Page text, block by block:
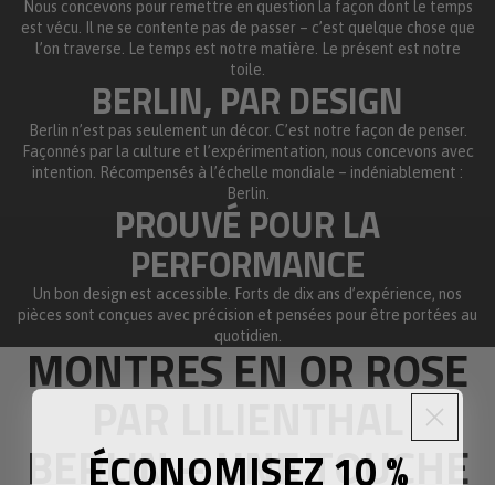
Nous concevons pour remettre en question la façon dont le temps
est vécu. Il ne se contente pas de passer – c’est quelque chose que
l’on traverse. Le temps est notre matière. Le présent est notre
toile.
BERLIN, PAR DESIGN
Berlin n’est pas seulement un décor. C’est notre façon de penser.
Façonnés par la culture et l’expérimentation, nous concevons avec
intention. Récompensés à l’échelle mondiale – indéniablement :
Berlin.
PROUVÉ POUR LA
PERFORMANCE
Un bon design est accessible. Forts de dix ans d’expérience, nos
pièces sont conçues avec précision et pensées pour être portées au
quotidien.
MONTRES EN OR ROSE
BERLIN – UNE TOUCHE
ÉCONOMISEZ 10 %